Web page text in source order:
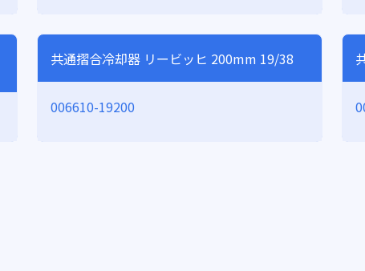
共通摺合冷却器 リービッヒ 200mm 19/38
006610-19200